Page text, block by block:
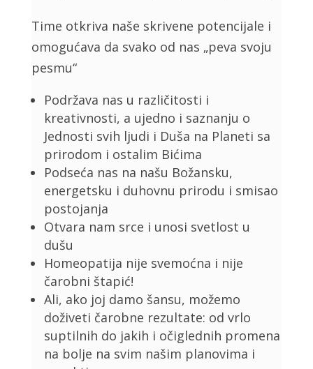
Time otkriva naše skrivene potencijale i
omogućava da svako od nas „peva svoju
pesmu“
Podržava nas u različitosti i
kreativnosti, a ujedno i saznanju o
Jednosti svih ljudi i Duša na Planeti sa
prirodom i ostalim Bićima
Podseća nas na našu Božansku,
energetsku i duhovnu prirodu i smisao
postojanja
Otvara nam srce i unosi svetlost u
dušu
Homeopatija nije svemoćna i nije
čarobni štapić!
Ali, ako joj damo šansu, možemo
doživeti čarobne rezultate: od vrlo
suptilnih do jakih i očiglednih promena
na bolje na svim našim planovima i